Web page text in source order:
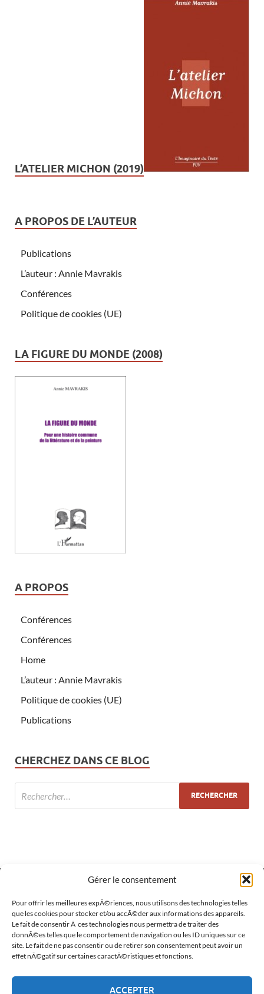
Gérer le consentement
Pour offrir les meilleures expÃ©riences, nous utilisons des technologies telles
que les cookies pour stocker et/ou accÃ©der aux informations des appareils.
Le fait de consentir Ã ces technologies nous permettra de traiter des
donnÃ©es telles que le comportement de navigation ou les ID uniques sur ce
site. Le fait de ne pas consentir ou de retirer son consentement peut avoir un
effet nÃ©gatif sur certaines caractÃ©ristiques et fonctions.
ACCEPTER
L’ATELIER MICHON (2019)
A PROPOS DE L’AUTEUR
Publications
L’auteur : Annie Mavrakis
Conférences
Politique de cookies (UE)
LA FIGURE DU MONDE (2008)
A PROPOS
Conférences
Conférences
Home
L’auteur : Annie Mavrakis
Politique de cookies (UE)
Publications
CHERCHEZ DANS CE BLOG
MÉTA
Connexion
Flux des publications
Flux des commentaires